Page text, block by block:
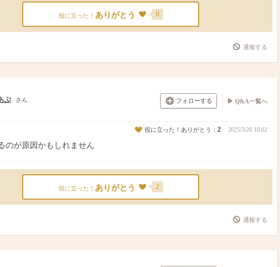
役に立った！ ありがとう 0
通報する
フォローする
ぷ さん Q&A一覧へ
役に立った！ありがとう： 2 2025/3/26 10:02
のが原因かもしれません
役に立った！ ありがとう 2
通報する